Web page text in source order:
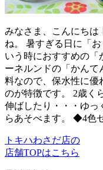
みなさま、こんにちは
ね。 暑すぎる日に「
いう時におすすめの「
ーネルンドの「かんて
料なので、保水性に優
のが特徴です。 2歳く
伸ばしたり・・・ゆっ
らあそべます。 ◆4色
トキハわさだ店の
店舗TOPはこちら